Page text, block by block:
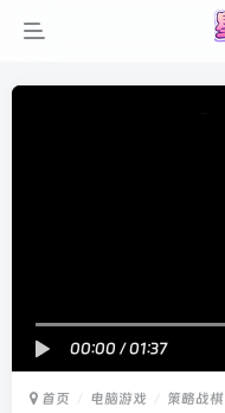
00:00 /01:37
首页 电脑游戏 策略战棋